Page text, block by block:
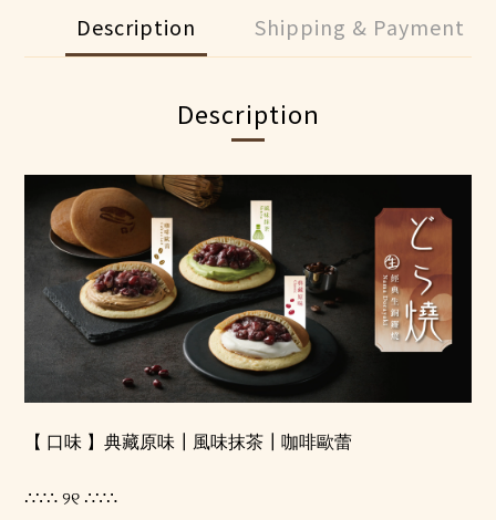
Description Shipping & Payment
Description
【 口味 】典藏原味┃風味抹茶┃咖啡歐蕾
∴∵∴ ୨୧ ∴∵∴